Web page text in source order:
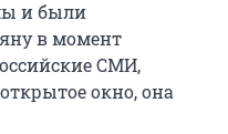
и были
в момент
СМИ,
окно, она